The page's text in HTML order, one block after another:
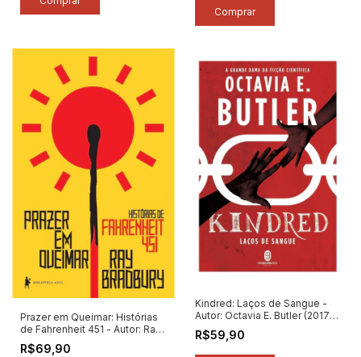
Prazer em Queimar: Histórias
de Fahrenheit 451 - Autor: Ray
Bradbury (2020) [novo]
R$69,90
Kindred: Laços de Sangue -
Autor: Octavia E. Butler (2017)
[usado]
R$59,90